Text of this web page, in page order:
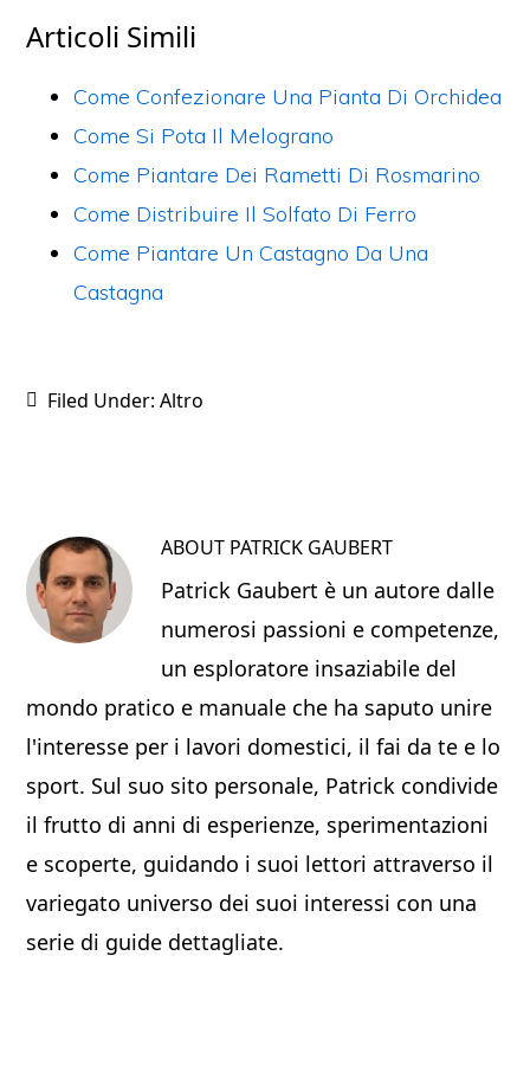
c
e
b
o
o
k
itt
er
er
e
st
vi
di
Articoli Simili
Come Confezionare Una Pianta Di Orchidea
Come Si Pota Il Melograno
Come Piantare Dei Rametti Di Rosmarino
Come Distribuire Il Solfato Di Ferro
Come Piantare Un Castagno Da Una
Castagna
Filed Under:Altro
ABOUT PATRICK GAUBERT
Patrick Gaubert è un autore dalle
numerosi passioni e competenze,
un esploratore insaziabile del
mondo pratico e manuale che ha saputo unire
l'interesse per i lavori domestici, il fai da te e lo
sport. Sul suo sito personale, Patrick condivide
il frutto di anni di esperienze, sperimentazioni
e scoperte, guidando i suoi lettori attraverso il
variegato universo dei suoi interessi con una
serie di guide dettagliate.